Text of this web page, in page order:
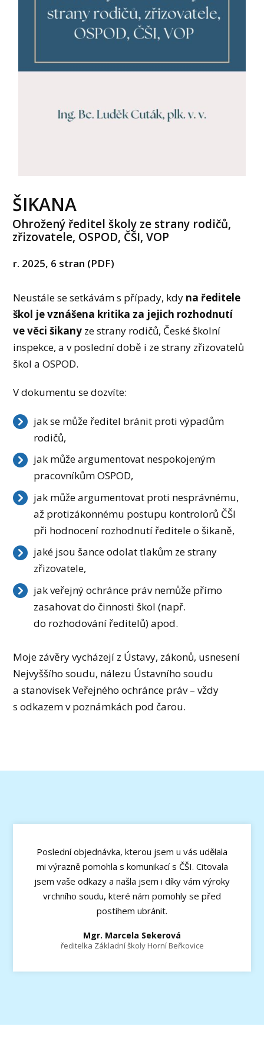
ŠIKANA
Ohrožený ředitel školy ze strany rodičů,
zřizovatele, OSPOD, ČŠI, VOP
r. 2025, 6 stran (PDF)
Neustále se setkávám s případy, kdy na ředitele
škol je vznášena kritika za jejich rozhodnutí
ve věci šikany ze strany rodičů, České školní
inspekce, a v poslední době i ze strany zřizovatelů
škol a OSPOD.
V dokumentu se dozvíte:
jak se může ředitel bránit proti výpadům
rodičů,
jak může argumentovat nespokojeným
pracovníkům OSPOD,
jak může argumentovat proti nesprávnému,
až protizákonnému postupu kontrolorů ČŠI
při hodnocení rozhodnutí ředitele o šikaně,
jaké jsou šance odolat tlakům ze strany
zřizovatele,
jak veřejný ochránce práv nemůže přímo
zasahovat do činnosti škol (např.
do rozhodování ředitelů) apod.
Moje závěry vycházejí z Ústavy, zákonů, usnesení
Nejvyššího soudu, nálezu Ústavního soudu
a stanovisek Veřejného ochránce práv – vždy
s odkazem v poznámkách pod čarou.
Poslední objednávka, kterou jsem u vás udělala
mi výrazně pomohla s komunikací s ČŠI. Citovala
jsem vaše odkazy a našla jsem i díky vám výroky
vrchního soudu, které nám pomohly se před
postihem ubránit.
Mgr. Marcela Sekerová
ředitelka Základní školy Horní Beřkovice